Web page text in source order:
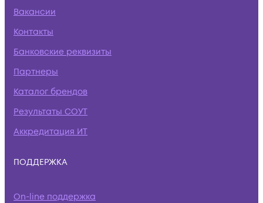
Вакансии
Контакты
Банковские реквизиты
Партнеры
Каталог брендов
Результаты СОУТ
Аккредитация ИТ
ПОДДЕРЖКА
On-line поддержка